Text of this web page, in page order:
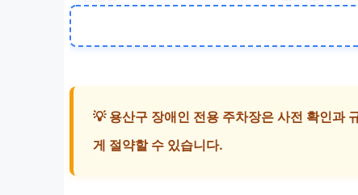
💡 용산구 장애인 전용 주차장은 사전 확인과
게 절약할 수 있습니다.